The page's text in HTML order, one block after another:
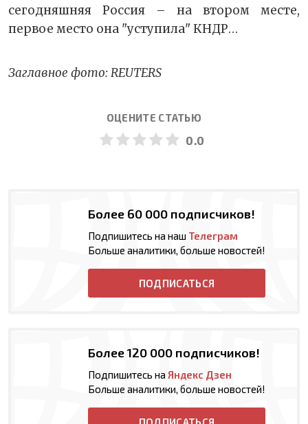
сегодняшняя Россия – на втором месте,
первое место она "уступила" КНДР…
Заглавное фото: REUTERS
ОЦЕНИТЕ СТАТЬЮ
0.0
Более 60 000 подписчиков!
Подпишитесь на наш Телеграм
Больше аналитики, больше новостей!
ПОДПИСАТЬСЯ
Более 120 000 подписчиков!
Подпишитесь на Яндекс Дзен
Больше аналитики, больше новостей!